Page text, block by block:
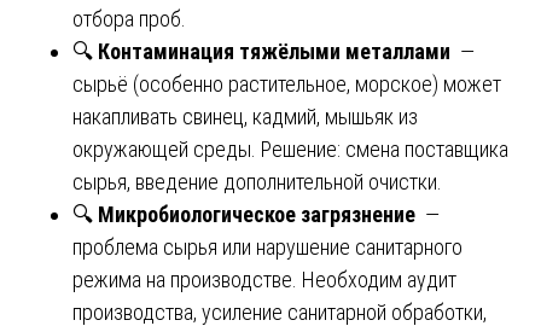
отбора проб.
🔍 Контаминация тяжёлыми металлами —
сырьё (особенно растительное, морское) может
накапливать свинец, кадмий, мышьяк из
окружающей среды. Решение: смена поставщика
сырья, введение дополнительной очистки.
🔍 Микробиологическое загрязнение —
проблема сырья или нарушение санитарного
режима на производстве. Необходим аудит
производства, усиление санитарной обработки,